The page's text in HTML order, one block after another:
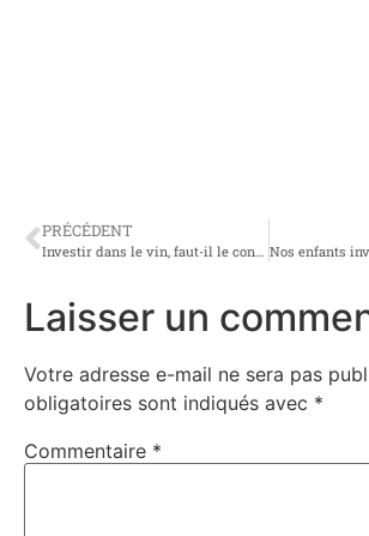
PRÉCÉDENT
Laisser un
Votre adresse e-mail ne sera pas
obligatoires sont indiqués avec *
Commentaire *